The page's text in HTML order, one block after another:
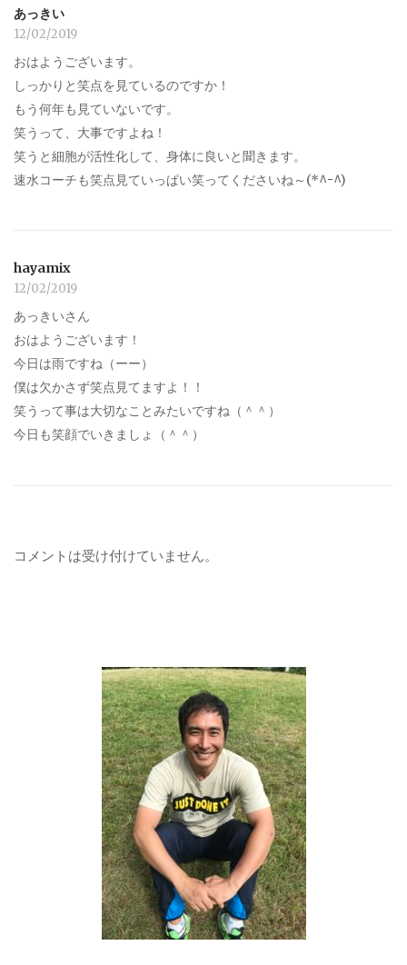
あっきい
12/02/2019
おはようございます。
しっかりと笑点を見ているのですか！
もう何年も見ていないです。
笑うって、大事ですよね！
笑うと細胞が活性化して、身体に良いと聞きます。
速水コーチも笑点見ていっぱい笑ってくださいね～(*^ｰ^)
hayamix
12/02/2019
あっきいさん
おはようございます！
今日は雨ですね（ーー）
僕は欠かさず笑点見てますよ！！
笑うって事は大切なことみたいですね（＾＾）
今日も笑顔でいきましょ（＾＾）
コメントは受け付けていません。